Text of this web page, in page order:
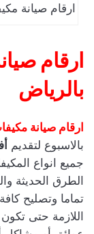
ارقام صيانة
ارقام
بالرياض
ارقام صيانة
بالاسبوع لتقديم
جميع انواع
الطرق الحديثة
تماما وتصليح
اللازمة حتى تكون